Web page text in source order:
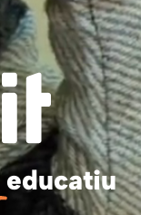
educatiu